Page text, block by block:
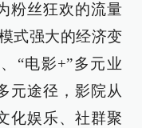
粉丝狂欢的流量
式强大的经济变
“电影+”多元业
元途径，影院从
化娱乐、社群聚